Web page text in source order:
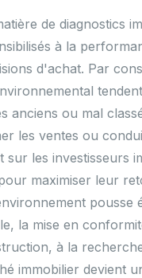
de diagnostics
à la
d'achat. Par
anciens ou mal
les ventes ou
les investisseurs
maximiser leur
pousse
la mise en
à la
immobilier devient